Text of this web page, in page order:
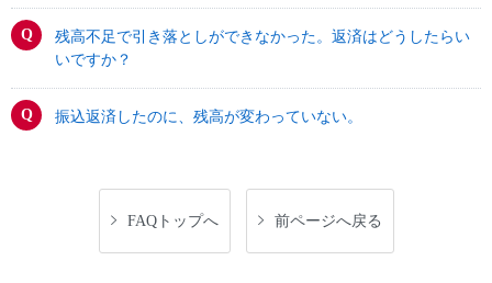
残高不足で引き落としができなかった。返済はどうしたらい
いですか？
振込返済したのに、残高が変わっていない。
FAQトップへ 前ページへ戻る